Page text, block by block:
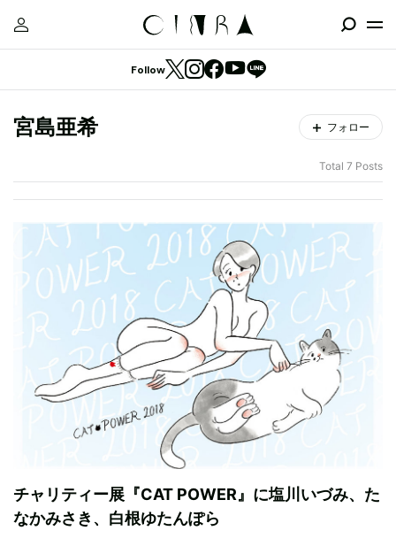
Follow
宮島亜希 フォロー
Total 7 Posts
チャリティー展『CAT POWER』に塩川いづみ、た
なかみさき、白根ゆたんぽら